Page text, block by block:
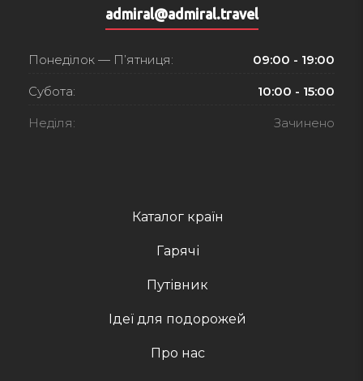
Каталог країн
Гарячі
Путівник
Ідеї для подорожей
Про нас
admiral@admiral.travel
Понеділок — П’ятниця: 09:00 - 19:00
Субота: 10:00 - 15:00
Неділя: Зачинено